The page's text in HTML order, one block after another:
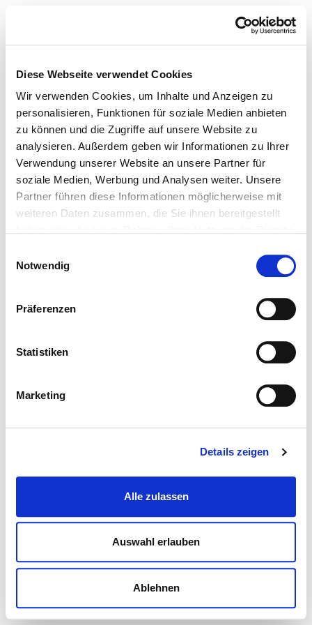
Diese Webseite verwendet Cookies
Wir verwenden Cookies, um Inhalte und Anzeigen zu
personalisieren, Funktionen für soziale Medien anbieten
zu können und die Zugriffe auf unsere Website zu
analysieren. Außerdem geben wir Informationen zu Ihrer
Verwendung unserer Website an unsere Partner für
soziale Medien, Werbung und Analysen weiter. Unsere
Partner führen diese Informationen möglicherweise mit
weiteren Daten zusammen, die Sie ihnen bereitgestellt
Notwendig
Präferenzen
Statistiken
Marketing
Details zeigen
Alle zulassen
Auswahl erlauben
Ablehnen